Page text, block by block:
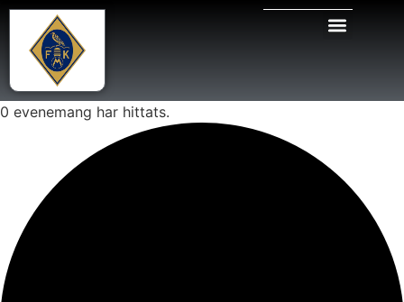
0 evenemang har hittats.